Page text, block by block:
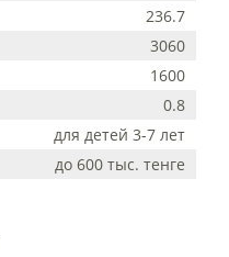
236.7
3060
1600
0.8
для детей 3-7 лет
до 600 тыс. тенге